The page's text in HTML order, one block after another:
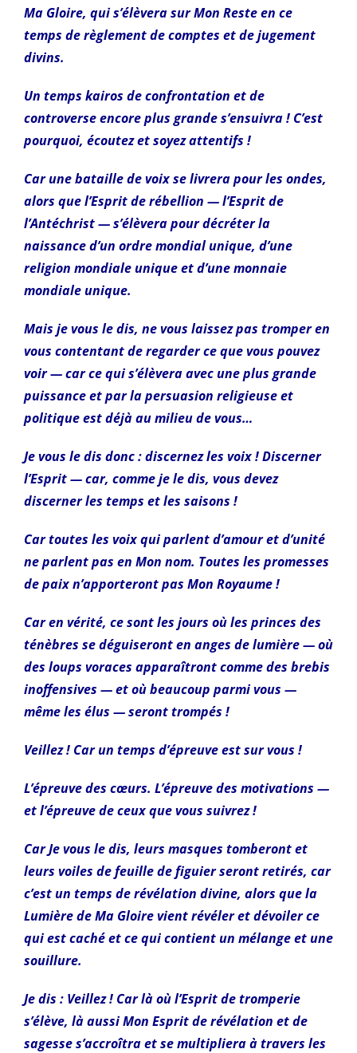
Ma Gloire, qui s’élèvera sur Mon Reste en ce
temps de règlement de comptes et de jugement
divins.
Un temps kairos de confrontation et de
controverse encore plus grande s’ensuivra ! C’est
pourquoi, écoutez et soyez attentifs !
Car une bataille de voix se livrera pour les ondes,
alors que l’Esprit de rébellion — l’Esprit de
l’Antéchrist — s’élèvera pour décréter la
naissance d’un ordre mondial unique, d’une
religion mondiale unique et d’une monnaie
mondiale unique.
Mais je vous le dis, ne vous laissez pas tromper en
vous contentant de regarder ce que vous pouvez
voir — car ce qui s’élèvera avec une plus grande
puissance et par la persuasion religieuse et
politique est déjà au milieu de vous…
Je vous le dis donc : discernez les voix ! Discerner
l’Esprit — car, comme je le dis, vous devez
discerner les temps et les saisons !
Car toutes les voix qui parlent d’amour et d’unité
ne parlent pas en Mon nom. Toutes les promesses
de paix n’apporteront pas Mon Royaume !
Car en vérité, ce sont les jours où les princes des
ténèbres se déguiseront en anges de lumière — où
des loups voraces apparaîtront comme des brebis
inoffensives — et où beaucoup parmi vous —
même les élus — seront trompés !
Veillez ! Car un temps d’épreuve est sur vous !
L’épreuve des cœurs. L’épreuve des motivations —
et l’épreuve de ceux que vous suivrez !
Car Je vous le dis, leurs masques tomberont et
leurs voiles de feuille de figuier seront retirés, car
c’est un temps de révélation divine, alors que la
Lumière de Ma Gloire vient révéler et dévoiler ce
qui est caché et ce qui contient un mélange et une
souillure.
Je dis : Veillez ! Car là où l’Esprit de tromperie
s’élève, là aussi Mon Esprit de révélation et de
sagesse s’accroîtra et se multipliera à travers les